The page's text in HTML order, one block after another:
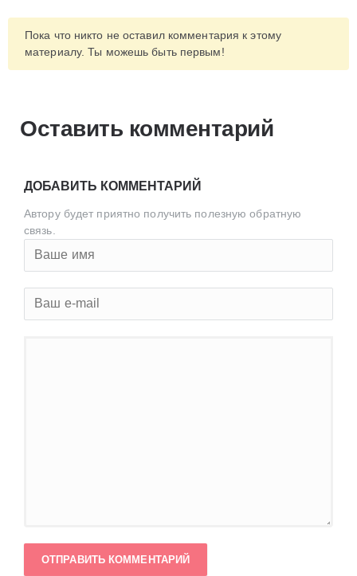
Пока что никто не оставил комментария к этому
материалу. Ты можешь быть первым!
Оставить комментарий
ДОБАВИТЬ КОММЕНТАРИЙ
Автору будет приятно получить полезную обратную
связь.
ОТПРАВИТЬ КОММЕНТАРИЙ